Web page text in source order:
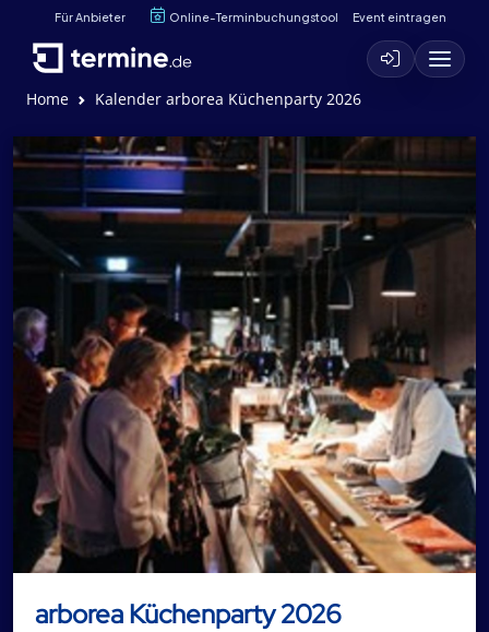
Für Anbieter Online-Terminbuchungstool Event eintragen
Home Kalender arborea Küchenparty 2026
arborea Küchenparty 2026